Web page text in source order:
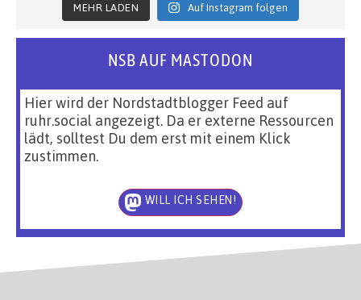
MEHR LADEN Auf Instagram folgen
NSB AUF MASTODON
Hier wird der Nordstadtblogger Feed auf
ruhr.social angezeigt. Da er externe Ressourcen
lädt, solltest Du dem erst mit einem Klick
zustimmen.
WILL ICH SEHEN!